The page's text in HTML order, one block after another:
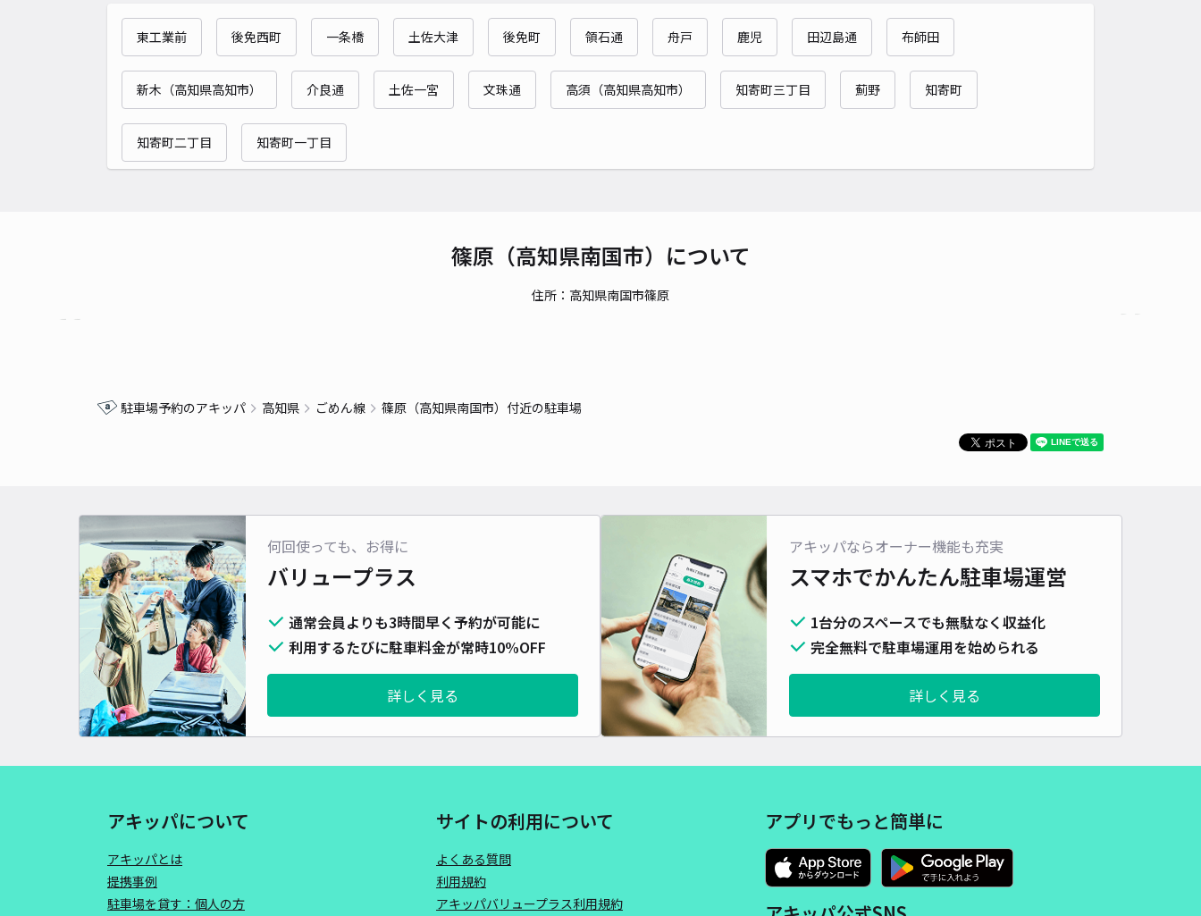
東工業前 後免西町 一条橋 土佐大津 後免町 領石通 舟戸 鹿児 田辺島通 布師田
新木（高知県高知市） 介良通 土佐一宮 文珠通 高須（高知県高知市） 知寄町三丁目 薊野 知寄町
知寄町二丁目 知寄町一丁目
篠原（高知県南国市）について
住所：高知県南国市篠原
駐車場予約のアキッパ 高知県 ごめん線 篠原（高知県南国市）付近の駐車場
何回使っても、お得に
バリュープラス
通常会員よりも3時間早く予約が可能に
利用するたびに駐車料金が常時10%OFF
詳しく見る
アキッパならオーナー機能も充実
スマホでかんたん駐車場運営
1台分のスペースでも無駄なく収益化
完全無料で駐車場運用を始められる
詳しく見る
アキッパについて
アキッパとは
提携事例
駐車場を貸す：個人の方
サイトの利用について
よくある質問
利用規約
アキッパバリュープラス利用規約
アプリでもっと簡単に